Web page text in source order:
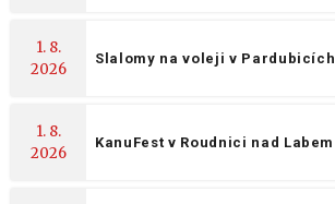
1. 8.
2026
Slalomy na voleji v Pardubicích
1. 8.
2026
KanuFest v Roudnici nad Labem